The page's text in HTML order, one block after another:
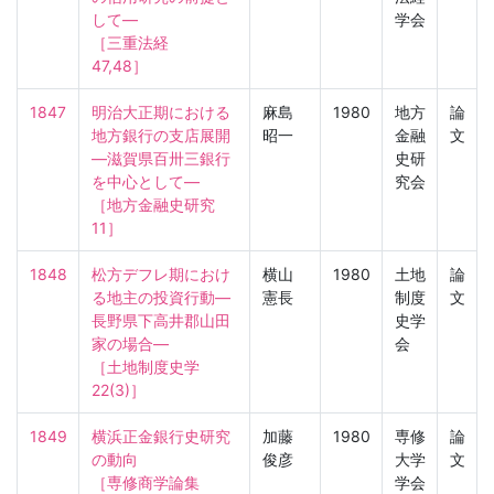
して—
［三重法経
47,48］
学会
1847
明治大正期における
地方銀行の支店展開
—滋賀県百卅三銀行
を中心として—
［地方金融史研究
11］
麻島
昭一
1980
地方
金融
史研
究会
論
文
1848
松方デフレ期におけ
る地主の投資行動—
長野県下高井郡山田
家の場合—
［土地制度史学
22(3)］
横山
憲長
1980
土地
制度
史学
会
論
文
1849
横浜正金銀行史研究
の動向
［専修商学論集
加藤
俊彦
1980
専修
大学
学会
論
文